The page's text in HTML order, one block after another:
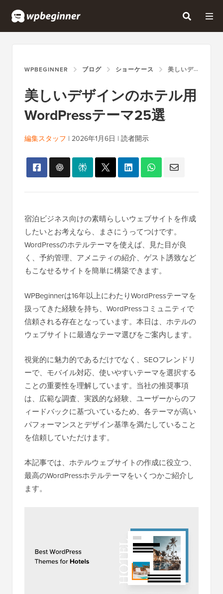
WPBEGINNER ブログ ショーケース 美しいデザインのホテル用WORDPRESSテーマ25選
美しいデザインのホテル用
WordPressテーマ25選
編集スタッフ | 2026年1月6日 | 読者開示
宿泊ビジネス向けの素晴らしいウェブサイトを作成
したいとお考えなら、まさにうってつけです。
WordPressのホテルテーマを使えば、見た目が良
く、予約管理、アメニティの紹介、ゲスト誘致など
もこなせるサイトを簡単に構築できます。
WPBeginnerは16年以上にわたりWordPressテーマを
扱ってきた経験を持ち、WordPressコミュニティで
信頼される存在となっています。本日は、ホテルの
ウェブサイトに最適なテーマ選びをご案内します。
視覚的に魅力的であるだけでなく、SEOフレンドリ
ーで、モバイル対応、使いやすいテーマを選択する
ことの重要性を理解しています。当社の推奨事項
は、広範な調査、実践的な経験、ユーザーからのフ
ィードバックに基づいているため、各テーマが高い
パフォーマンスとデザイン基準を満たしていること
を信頼していただけます。
本記事では、ホテルウェブサイトの作成に役立つ、
最高のWordPressホテルテーマをいくつかご紹介し
ます。